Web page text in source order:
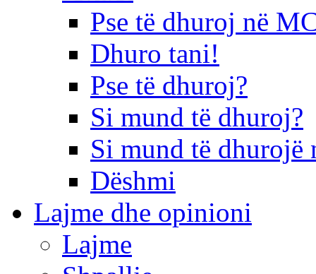
Pse të dhuroj në
Dhuro tani!
Pse të dhuroj?
Si mund të dhuroj?
Si mund të dhurojë
Dëshmi
Lajme dhe opinioni
Lajme